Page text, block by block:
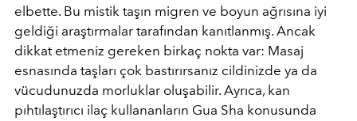
elbette. Bu mistik taşın migren ve boyun ağrısına iyi
geldiği araştırmalar tarafından kanıtlanmış. Ancak
dikkat etmeniz gereken birkaç nokta var: Masaj
esnasında taşları çok bastırırsanız cildinizde ya da
vücudunuzda morluklar oluşabilir. Ayrıca, kan
pıhtılaştırıcı ilaç kullananların Gua Sha konusunda